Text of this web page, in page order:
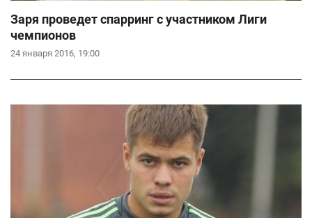
24 января 2016, 19:00
Заря проведет спарринг с участником Лиги
чемпионов